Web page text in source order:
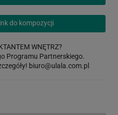
do kompozycji
WNĘTRZ?
Programu Partnerskiego.
biuro@ulala.com.pl